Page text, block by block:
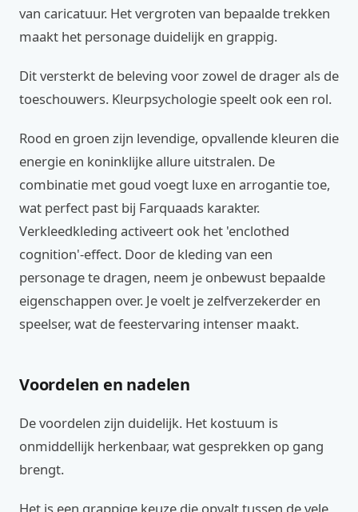
van caricatuur. Het vergroten van bepaalde trekken
maakt het personage duidelijk en grappig.
Dit versterkt de beleving voor zowel de drager als de
toeschouwers. Kleurpsychologie speelt ook een rol.
Rood en groen zijn levendige, opvallende kleuren die
energie en koninklijke allure uitstralen. De
combinatie met goud voegt luxe en arrogantie toe,
wat perfect past bij Farquaads karakter.
Verkleedkleding activeert ook het 'enclothed
cognition'-effect. Door de kleding van een
personage te dragen, neem je onbewust bepaalde
eigenschappen over. Je voelt je zelfverzekerder en
speelser, wat de feestervaring intenser maakt.
Voordelen en nadelen
De voordelen zijn duidelijk. Het kostuum is
onmiddellijk herkenbaar, wat gesprekken op gang
brengt.